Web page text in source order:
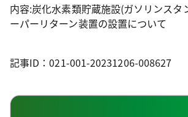
内容:炭化水素類貯蔵施設(ガソリンスタ
ーパーリターン装置の設置について
記事ID：021-001-20231206-008627